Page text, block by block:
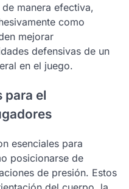
manera efectiva,
como
mejorar
defensivas de un
en el juego.
para el
esenciales para
posicionarse de
de presión. Estos